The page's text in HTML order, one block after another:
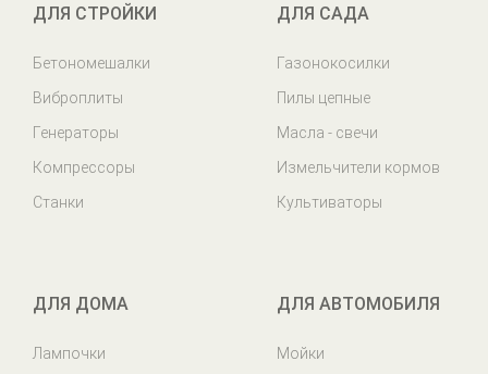
ДЛЯ СТРОЙКИ
Бетономешалки
Виброплиты
Генераторы
Компрессоры
Станки
ДЛЯ САДА
Газонокосилки
Пилы цепные
Масла - свечи
Измельчители кормов
Культиваторы
ДЛЯ ДОМА
Лампочки
ДЛЯ АВТОМОБИЛЯ
Мойки